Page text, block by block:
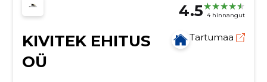
4.5 4 hinnangut
KIVITEK EHITUS
OÜ
Tartumaa